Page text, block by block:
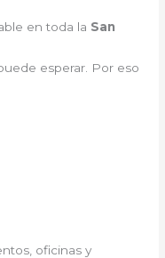
en toda la San
esperar. Por eso
oficinas y